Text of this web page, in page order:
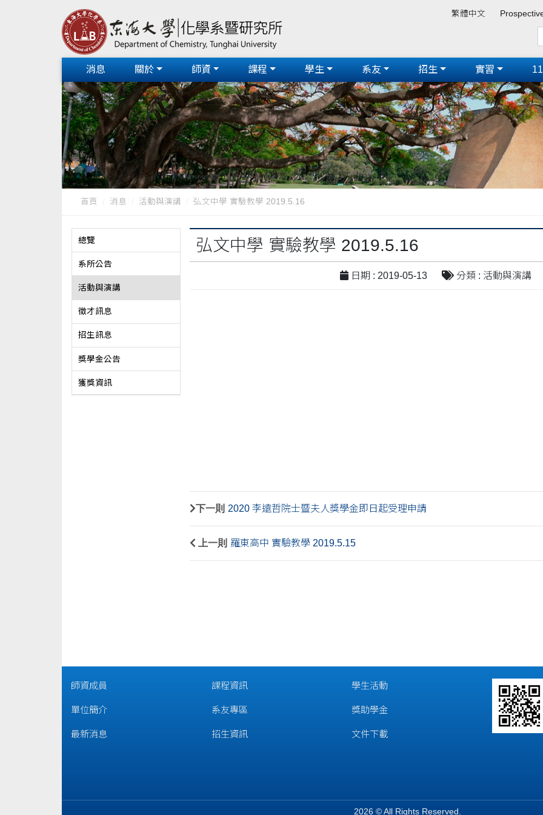
繁體中文
消息 關於 師資 課程 學生 系友 招生 實習
首頁 消息 活動與演講 弘文中學 實驗教學 2019.5.16
總覽
系所公告
活動與演講
徵才訊息
招生訊息
獎學金公告
獲獎資訊
弘文中學 實驗教學 2019.5.16
日期 : 2019-05-13 分類 : 活動與演講
下一則 2020 李遠哲院士暨夫人獎學金即日起受理申請
上一則 羅東高中 實驗教學 2019.5.15
師資成員
單位簡介
最新消息
課程資訊
系友專區
招生資訊
學生活動
獎助學金
文件下載
2026 © All Rights Reserved.